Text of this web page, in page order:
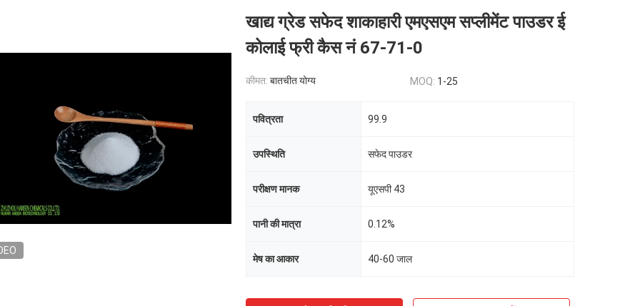
खाद्य ग्रेड सफेद शाकाहारी एमएसएम सप्लीमेंट पाउडर ई
कोलाई फ्री कैस नं 67-71-0
कीमत: बातचीत योग्य MOQ: 1-25
पवित्रता 99.9
उपस्थिति सफेद पाउडर
परीक्षण मानक यूएसपी 43
पानी की मात्रा 0.12%
मेष का आकार 40-60 जाल